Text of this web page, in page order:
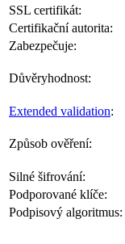
SSL certifikát:
Certifikační autorita:
Zabezpečuje:
Důvěryhodnost:
Extended validation:
Způsob ověření:
Silné šifrování:
Podporované klíče:
Podpisový algoritmus: